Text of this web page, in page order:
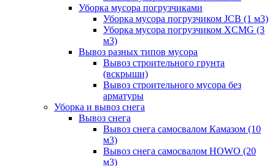
Уборка мусора погрузчиками
Уборка мусора погрузчиком JCB (1 м3)
Уборка мусора погрузчиком XCMG (3
м3)
Вывоз разных типов мусора
Вывоз строительного грунта
(вскрыши)
Вывоз строительного мусора без
арматуры
Уборка и вывоз снега
Вывоз снега
Вывоз снега самосвалом Камазом (10
м3)
Вывоз снега самосвалом HOWO (20
м3)